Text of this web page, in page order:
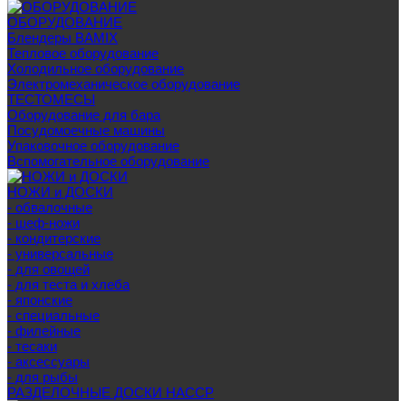
ОБОРУДОВАНИЕ
Блендеры BAMIX
Тепловое оборудование
Холодильное оборудование
Электромеханическое оборудование
ТЕСТОМЕСЫ
Оборудование для бара
Посудомоечные машины
Упаковочное оборудование
Вспомогательное оборудование
НОЖИ и ДОСКИ
- обвалочные
- шеф-ножи
- кондитерские
- универсальные
- для овощей
- для теста и хлеба
- японские
- специальные
- филейные
- тесаки
- аксессуары
- для рыбы
РАЗДЕЛОЧНЫЕ ДОСКИ HACCP